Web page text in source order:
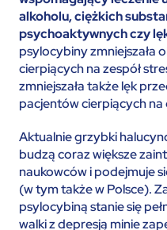
alkoholu, ciężkich
psychoaktywnych czy
psylocybiny zmniejszała
cierpiących na zespół
zmniejszała także lęk
pacjentów cierpiących
Aktualnie grzybki
budzą coraz większe
naukowców i podejmuje
(w tym także w Polsce).
psylocybiną stanie się
walki z depresją minie